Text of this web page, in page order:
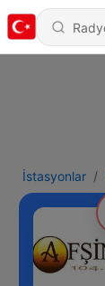
İstasyonlar